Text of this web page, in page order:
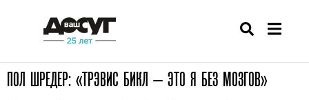
ПОЛ ШРЕДЕР: «ТРЭВИС БИКЛ — ЭТО Я БЕЗ МОЗГОВ»